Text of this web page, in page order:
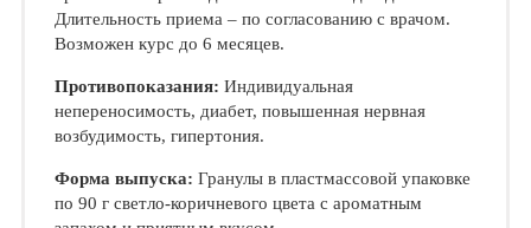
Длительность приема – по согласованию с врачом.
Возможен курс до 6 месяцев.
Противопоказания: Индивидуальная
непереносимость, диабет, повышенная нервная
возбудимость, гипертония.
Форма выпуска: Гранулы в пластмассовой упаковке
по 90 г светло-коричневого цвета с ароматным